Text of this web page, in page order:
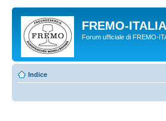
FREMO-ITALIA
Forum ufficiale di FREMO-
Indice